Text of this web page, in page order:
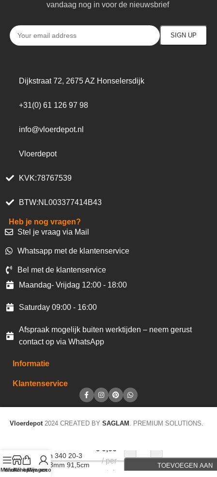
vandaag nog in voor de nieuwsbrief
Dijkstraat 72, 2675 AZ Honselersdijk
+31(0) 61 126 97 98
info@vloerdepot.nl
Vloerdepot
KVK:78767539
BTW:NL003377414B43
Heb je nog vragen?
Stel je vraag via Mail
Whatsapp met de klantenservice
Bel met de klantenservice
Maandag- Vrijdag 12:00 - 18:00
Saturday 09:00 - 16:00
Afspraak mogelijk buiten werktijden – neem gerust
contact op via WhatsApp
Informatie
Klantenservice
Vloerdepot 2024 CREATED BY SAGLAM . PREMIUM SOLUTIONS.
Menu
Winkel op
Winkelwagen
Mijn account
Design 340 20-3
black 3mm 91,5cm
A203
€ 0,66
per
stuk
TOEVOEGEN AAN